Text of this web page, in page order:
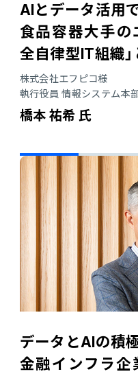
販売管理
販売・購買・在
建設業向け基
生産管理
MES
Fit to Standard
Best Practice
連携ソリューショ
AIとデータ活用
食品容器大手の
全自律型IT組織
株式会社エフピコ様
執行役員 情報システム本
橋本 祐希 氏
データとAIの積
金融インフラ企